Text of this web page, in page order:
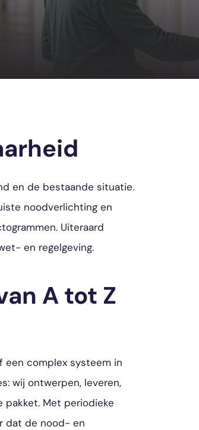
en de bestaande situatie.
noodverlichting en
Uiteraard
en regelgeving.
A tot Z
een complex systeem in
wij ontwerpen, leveren,
Met periodieke
dat de nood- en